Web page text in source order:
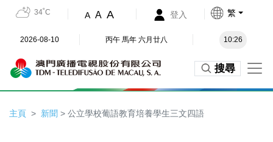
34˚C A A A 登入 繁
2026-08-10 丙午 馬年 六月廿八 10:26
搜尋
主頁 新聞 > 公立學校葡語教育培養學生三文四語